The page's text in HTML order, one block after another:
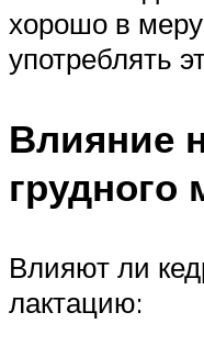
хорошо в
употреблять
Влияние
грудного
Влияют ли
лактацию: